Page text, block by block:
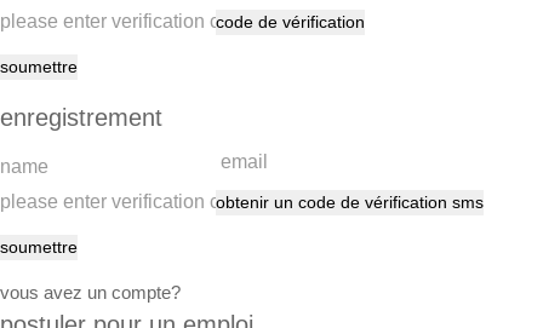
code de vérification
soumettre
enregistrement
obtenir un code de vérification sms
soumettre
vous avez un compte?